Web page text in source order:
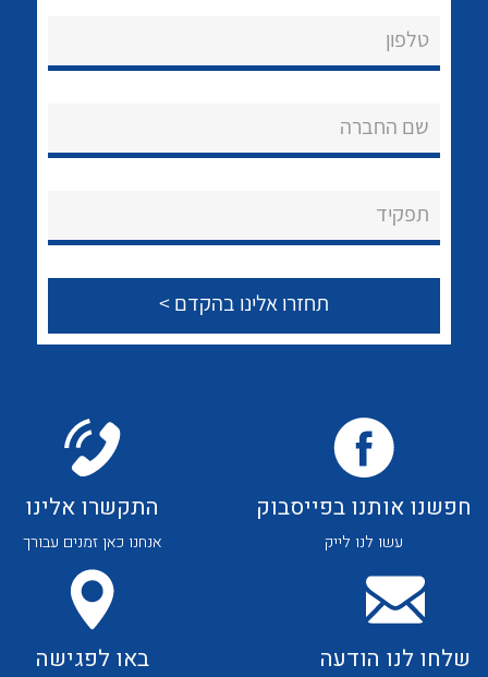
טלפון
שם החברה
תפקיד
חפשנו אותנו בפייסבוק
עשו לנו לייק
התקשרו אלינו
אנחנו כאן זמנים עבורך
שלחו לנו הודעה באו לפגישה